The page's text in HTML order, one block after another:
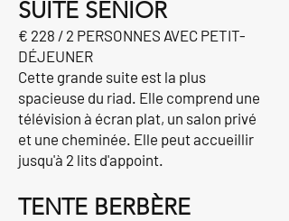
SUITE SENIOR
€ 228 / 2 PERSONNES AVEC PETIT-
DÉJEUNER
Cette grande suite est la plus
spacieuse du riad. Elle comprend une
télévision à écran plat, un salon privé
et une cheminée. Elle peut accueillir
jusqu'à 2 lits d'appoint.
TENTE BERBÈRE